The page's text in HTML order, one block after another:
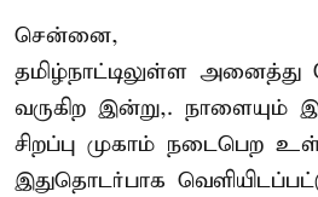
சென்னை,
தமிழ்நாட்டிலுள்ள அனைத்து
வருகிற இன்று,. நாளையும்
சிறப்பு முகாம் நடைபெற
இதுதொடர்பாக